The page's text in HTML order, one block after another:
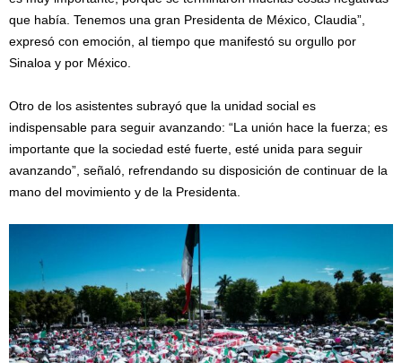
que había. Tenemos una gran Presidenta de México, Claudia”,
expresó con emoción, al tiempo que manifestó su orgullo por
Sinaloa y por México.
Otro de los asistentes subrayó que la unidad social es
indispensable para seguir avanzando: “La unión hace la fuerza; es
importante que la sociedad esté fuerte, esté unida para seguir
avanzando”, señaló, refrendando su disposición de continuar de la
mano del movimiento y de la Presidenta.